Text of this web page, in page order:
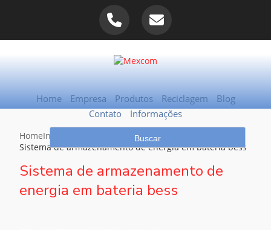
Home Empresa Produtos Reciclagem
Blog
Contato
Informações
HomeInformações
Sistema de armazenamento de energia em bateria bess
Sistema de armazenamento de
energia em bateria bess